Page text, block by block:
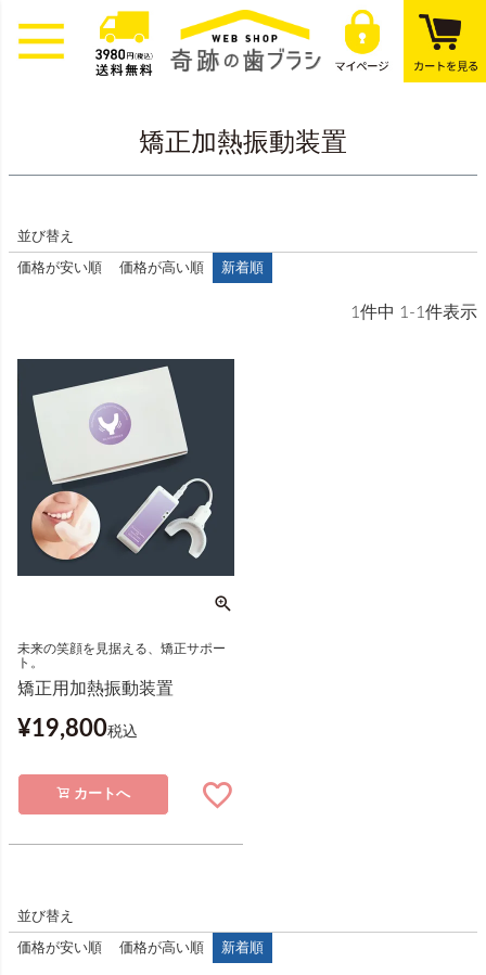
矯正加熱振動装置
並び替え
価格が安い順 価格が高い順 新着順
1 件中 1 -1 件表示
未来の笑顔を見据える、矯正サポー
ト。
矯正用加熱振動装置
¥19,800税込
カートへ
並び替え
価格が安い順 価格が高い順 新着順